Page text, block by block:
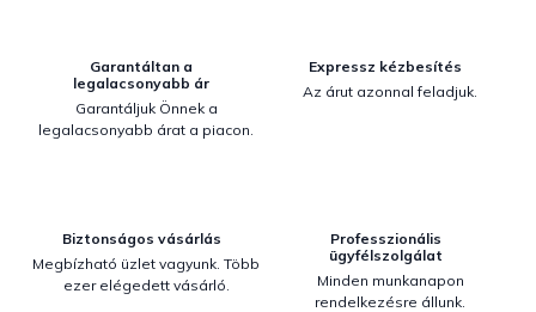
Garantáltan a
legalacsonyabb ár
Garantáljuk Önnek a
legalacsonyabb árat a piacon.
Expressz kézbesítés
Az árut azonnal feladjuk.
Biztonságos vásárlás
Megbízható üzlet vagyunk. Több
ezer elégedett vásárló.
Professzionális
ügyfélszolgálat
Minden munkanapon
rendelkezésre állunk.